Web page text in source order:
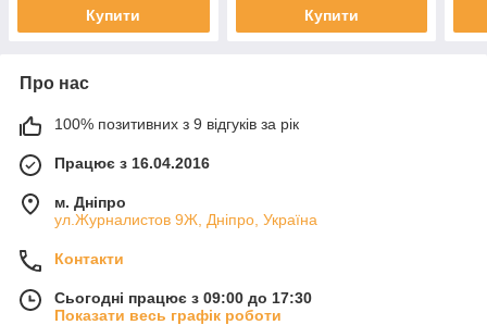
Купити Купити
Про нас
100% позитивних з 9 відгуків за рік
Працює з 16.04.2016
м. Дніпро
ул.Журналистов 9Ж, Дніпро, Україна
Контакти
Сьогодні працює з 09:00 до 17:30
Показати весь графік роботи